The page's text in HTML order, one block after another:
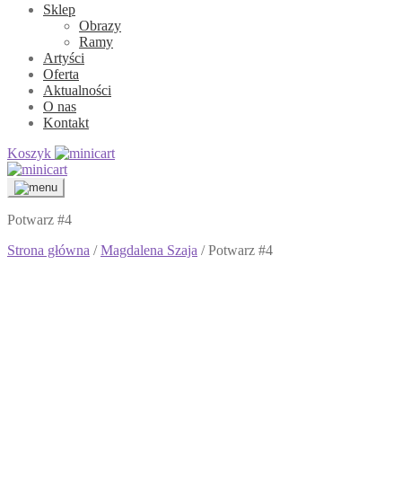
Sklep
Obrazy
Ramy
Artyści
Oferta
Aktualności
O nas
Kontakt
Koszyk
Potwarz #4
Strona główna /Magdalena Szaja / Potwarz #4